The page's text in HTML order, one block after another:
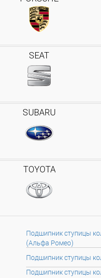
SEAT
SUBARU
TOYOTA
Подшипник ступицы
(Альфа Ромео)
Подшипник ступицы
Подшипник ступицы